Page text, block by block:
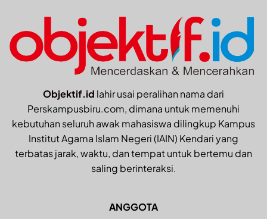
Objektif.id lahir usai peralihan nama dari
Perskampusbiru.com, dimana untuk memenuhi
kebutuhan seluruh awak mahasiswa dilingkup Kampus
Institut Agama Islam Negeri (IAIN) Kendari yang
terbatas jarak, waktu, dan tempat untuk bertemu dan
saling berinteraksi.
ANGGOTA